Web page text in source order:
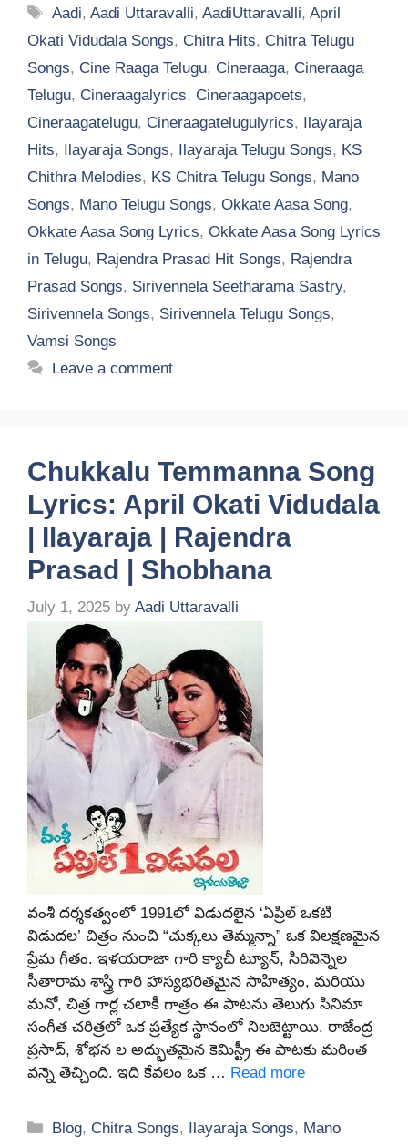
Tags
Aadi,Aadi Uttaravalli,AadiUttaravalli,April
Okati Vidudala Songs, Chitra Hits, Chitra Telugu
Songs, Cine Raaga Telugu, Cineraaga, Cineraaga
Telugu, Cineraagalyrics, Cineraagapoets,
Cineraagatelugu, Cineraagatelugulyrics, Ilayaraja
Hits, Ilayaraja Songs, Ilayaraja Telugu Songs, KS
Chithra Melodies, KS Chitra Telugu Songs, Mano
Songs, Mano Telugu Songs, Okkate Aasa Song,
Okkate Aasa Song Lyrics, Okkate Aasa Song Lyrics
in Telugu, Rajendra Prasad Hit Songs, Rajendra
Prasad Songs, Sirivennela Seetharama Sastry,
Sirivennela Songs, Sirivennela Telugu Songs,
Vamsi Songs
Leave a comment
Chukkalu Temmanna Song
Lyrics: April Okati Vidudala
| Ilayaraja | Rajendra
Prasad | Shobhana
July 1, 2025 by Aadi Uttaravalli
వంశీ దర్శకత్వంలో 1991లో విడుదలైన ‘ఏప్రిల్ ఒకటి
విడుదల’ చిత్రం నుంచి “చుక్కలు తెమ్మన్నా” ఒక విలక్షణమైన
ప్రేమ గీతం. ఇళయరాజా గారి క్యాచీ ట్యూన్, సిరివెన్నెల
సీతారామ శాస్త్రి గారి హాస్యభరితమైన సాహిత్యం, మరియు
మనో, చిత్ర గార్ల చలాకీ గాత్రం ఈ పాటను తెలుగు సినిమా
సంగీత చరిత్రలో ఒక ప్రత్యేక స్థానంలో నిలబెట్టాయి. రాజేంద్ర
ప్రసాద్, శోభన ల అద్భుతమైన కెమిస్ట్రీ ఈ పాటకు మరింత
వన్నె తెచ్చింది. ఇది కేవలం ఒక … Read more
Categories
Blog, Chitra Songs, Ilayaraja Songs, Mano